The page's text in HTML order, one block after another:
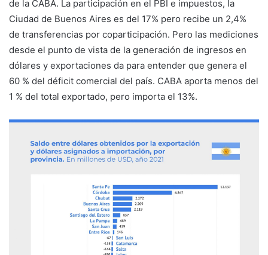
de la CABA. La participación en el PBI e impuestos, la
Ciudad de Buenos Aires es del 17% pero recibe un 2,4%
de transferencias por coparticipación. Pero las mediciones
desde el punto de vista de la generación de ingresos en
dólares y exportaciones da para entender que genera el
60 % del déficit comercial del país. CABA aporta menos del
1 % del total exportado, pero importa el 13%.